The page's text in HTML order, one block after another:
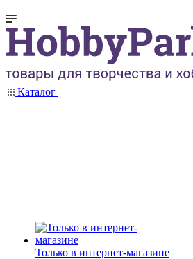
Каталог
Только в интернет-магазине